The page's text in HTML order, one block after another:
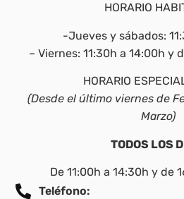
HORARIO
-Jueves y sábados:
– Viernes: 11:30h a 14:00h y
HORARIO
(Desde el último viernes de
Marzo)
TODOS LOS
De 11:00h a 14:30h y de
Teléfono: